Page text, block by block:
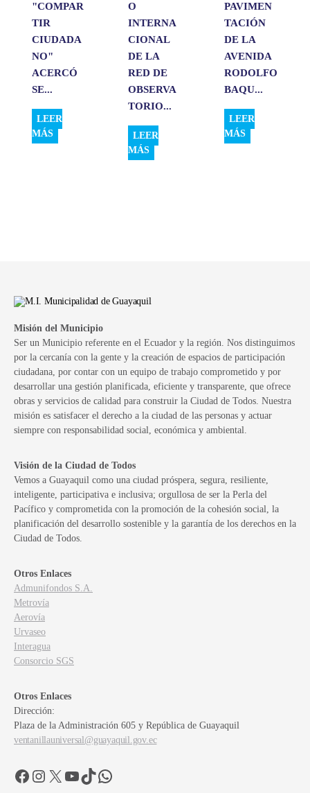
"COMPAR
TIR
CIUDADA
NO"
ACERCÓ
SE...
LEER
MÁS
O
INTERNA
CIONAL
DE LA
RED DE
OBSERVA
TORIO...
LEER
MÁS
PAVIMEN
TACIÓN
DE LA
AVENIDA
RODOLFO
BAQU...
LEER
MÁS
Misión del Municipio
Ser un Municipio referente en el Ecuador y la región. Nos distinguimos
por la cercanía con la gente y la creación de espacios de participación
ciudadana, por contar con un equipo de trabajo comprometido y por
desarrollar una gestión planificada, eficiente y transparente, que ofrece
obras y servicios de calidad para construir la Ciudad de Todos. Nuestra
misión es satisfacer el derecho a la ciudad de las personas y actuar
siempre con responsabilidad social, económica y ambiental.
Visión de la Ciudad de Todos
Vemos a Guayaquil como una ciudad próspera, segura, resiliente,
inteligente, participativa e inclusiva; orgullosa de ser la Perla del
Pacífico y comprometida con la promoción de la cohesión social, la
planificación del desarrollo sostenible y la garantía de los derechos en la
Ciudad de Todos.
Otros Enlaces
Admunifondos S.A.
Metrovía
Aerovía
Urvaseo
Interagua
Consorcio SGS
Otros Enlaces
Dirección:
Plaza de la Administración 605 y República de Guayaquil
ventanillauniversal@guayaquil.gov.ec
FacebookInstagram
X YouTube
TikTokWhatsApp